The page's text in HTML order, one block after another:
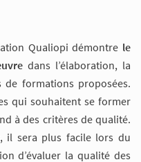
Qualiopi démontre le
dans l’élaboration, la
formations proposées.
qui souhaitent se former
à des critères de qualité.
il sera plus facile lors du
d’évaluer la qualité des